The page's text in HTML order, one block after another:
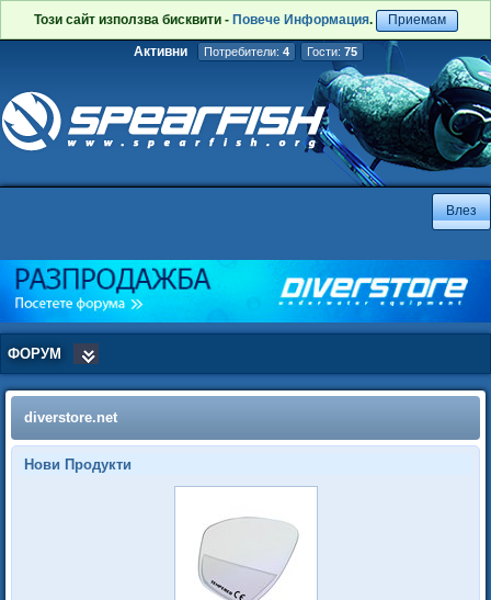
Този сайт използва бисквити - Повече Информация. Приемам
Активни Потребители: 4 Гости: 75
ФОРУМ
diverstore.net
Нови Продукти